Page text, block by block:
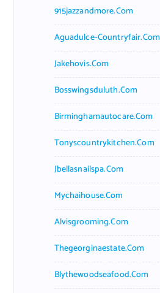
915jazzandmore.com
Aguadulce-Countryfair.com
Jakehovis.com
Bosswingsduluth.com
Birminghamautocare.com
Tonyscountrykitchen.com
Jbellasnailspa.com
Mychaihouse.com
Alvisgrooming.com
Thegeorginaestate.com
Blythewoodseafood.com